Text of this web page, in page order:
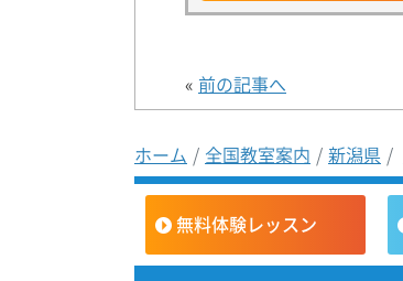
« 前の記事へ
ホーム 全国教室案内 新潟県
無料体験レッスン